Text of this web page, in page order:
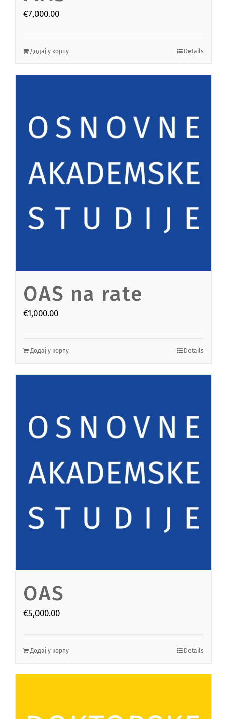
€7,000.00
Додај у корпу Details
OAS na rate
€1,000.00
Додај у корпу Details
OAS
€5,000.00
Додај у корпу Details